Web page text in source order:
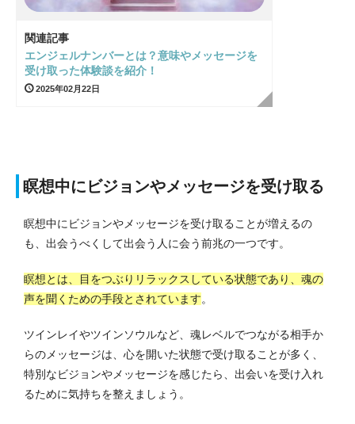
関連記事
エンジェルナンバーとは？意味やメッセージを
受け取った体験談を紹介！
2025年02月22日
瞑想中にビジョンやメッセージを受け取る
瞑想中にビジョンやメッセージを受け取ることが増えるの
も、出会うべくして出会う人に会う前兆の一つです。
瞑想とは、目をつぶりリラックスしている状態であり、魂の
声を聞くための手段とされています。
ツインレイやツインソウルなど、魂レベルでつながる相手か
らのメッセージは、心を開いた状態で受け取ることが多く、
特別なビジョンやメッセージを感じたら、出会いを受け入れ
るために気持ちを整えましょう。